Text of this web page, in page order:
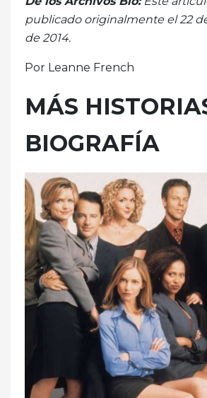
publicado originalmente el 22
de 2014.
Por Leanne French
MÁS
BIOGRAFÍA